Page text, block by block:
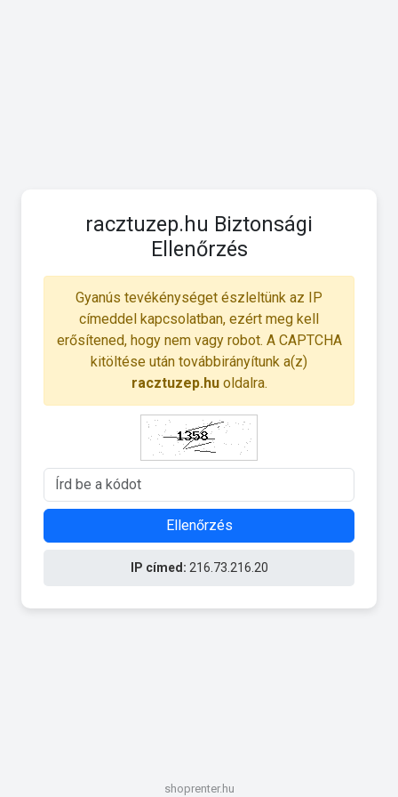
racztuzep.hu Biztonsági
Ellenőrzés
Gyanús tevékénységet észleltünk az IP
címeddel kapcsolatban, ezért meg kell
erősítened, hogy nem vagy robot. A CAPTCHA
kitöltése után továbbirányítunk a(z)
racztuzep.huoldalra.
Ellenőrzés
IP címed: 216.73.216.20
shoprenter.hu